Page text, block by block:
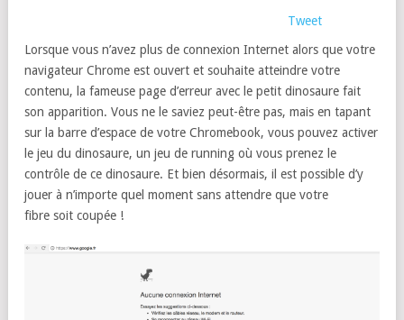
Tweet
Lorsque vous n’avez plus de connexion Internet alors que votre
navigateur Chrome est ouvert et souhaite atteindre votre
contenu, la fameuse page d’erreur avec le petit dinosaure fait
son apparition. Vous ne le saviez peut-être pas, mais en tapant
sur la barre d’espace de votre Chromebook, vous pouvez activer
le jeu du dinosaure, un jeu de running où vous prenez le
contrôle de ce dinosaure. Et bien désormais, il est possible d’y
jouer à n’importe quel moment sans attendre que votre
fibre soit coupée !